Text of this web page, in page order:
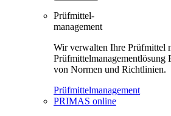
Prüfmittel-
management
Wir verwalten Ihre Prüfmittel
von Normen und Richtlinien.
Prüfmittelmanagement
PRIMAS online